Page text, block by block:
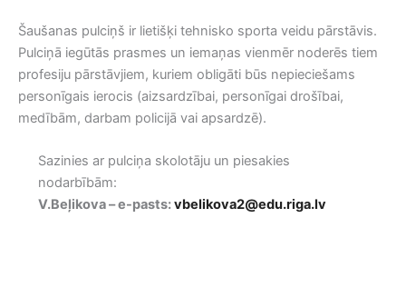
Šaušanas pulciņš ir lietišķi tehnisko sporta veidu pārstāvis.
Pulciņā iegūtās prasmes un iemaņas vienmēr noderēs tiem
profesiju pārstāvjiem, kuriem obligāti būs nepieciešams
personīgais ierocis (aizsardzībai, personīgai drošībai,
medībām, darbam policijā vai apsardzē).
Sazinies ar pulciņa skolotāju un piesakies
nodarbībām:
V.Beļikova – e-pasts:vbelikova2@edu.riga.lv